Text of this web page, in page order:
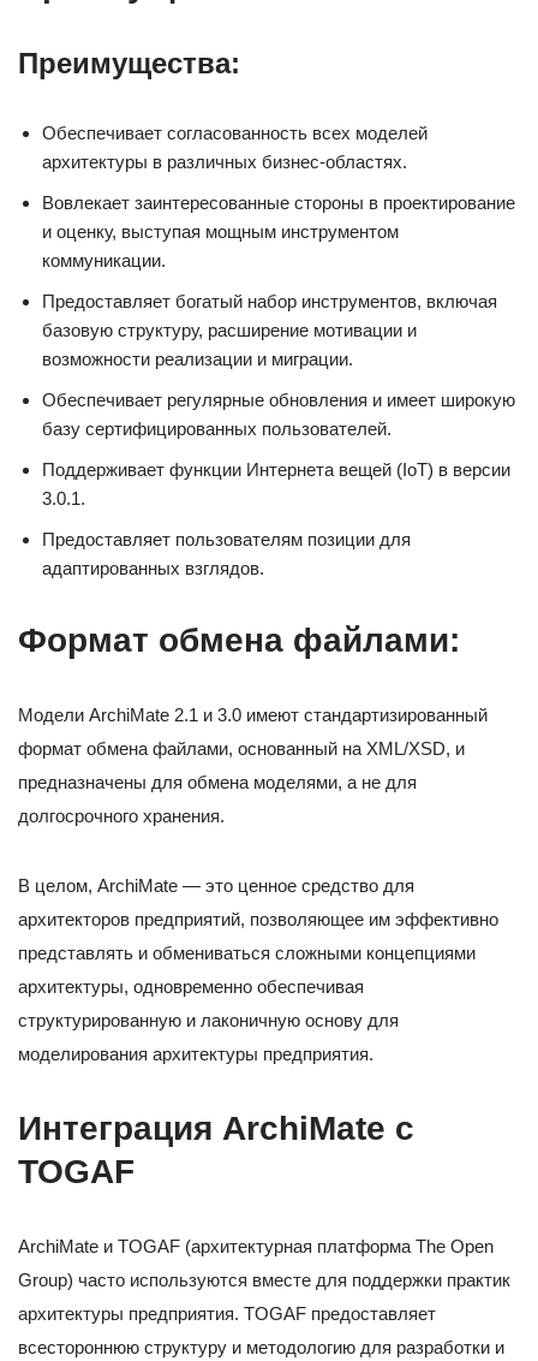
Преимущества:
Обеспечивает согласованность всех моделей
архитектуры в различных бизнес-областях.
Вовлекает заинтересованные стороны в проектирование
и оценку, выступая мощным инструментом
коммуникации.
Предоставляет богатый набор инструментов, включая
базовую структуру, расширение мотивации и
возможности реализации и миграции.
Обеспечивает регулярные обновления и имеет широкую
базу сертифицированных пользователей.
Поддерживает функции Интернета вещей (IoT) в версии
3.0.1.
Предоставляет пользователям позиции для
адаптированных взглядов.
Формат обмена файлами:
Модели ArchiMate 2.1 и 3.0 имеют стандартизированный
формат обмена файлами, основанный на XML/XSD, и
предназначены для обмена моделями, а не для
долгосрочного хранения.
В целом, ArchiMate — это ценное средство для
архитекторов предприятий, позволяющее им эффективно
представлять и обмениваться сложными концепциями
архитектуры, одновременно обеспечивая
структурированную и лаконичную основу для
моделирования архитектуры предприятия.
Интеграция ArchiMate с
TOGAF
ArchiMate и TOGAF (архитектурная платформа The Open
Group) часто используются вместе для поддержки практик
архитектуры предприятия. TOGAF предоставляет
всестороннюю структуру и методологию для разработки и